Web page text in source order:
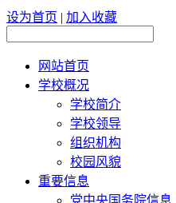
设为首页 | 加入收藏
网站首页
学校概况
学校简介
学校领导
组织机构
校园风貌
重要信息
党中央国务院信息